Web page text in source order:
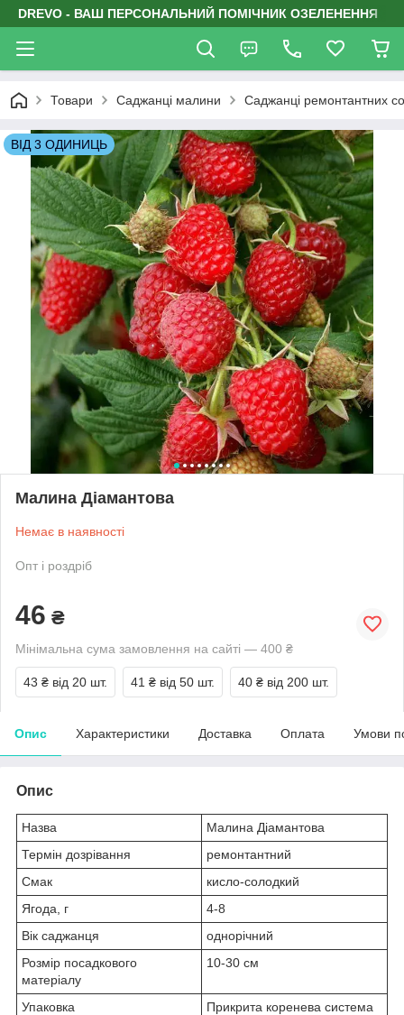
DREVO - ВАШ ПЕРСОНАЛЬНИЙ ПОМІЧНИК ОЗЕЛЕНЕННЯ
Товари Саджанці малини Саджанці ремонтантних
ВІД 3 ОДИНИЦЬ
Малина Діамантова
Немає в наявності
Опт і роздріб
46 ₴
Мінімальна сума замовлення на сайті — 400 ₴
43 ₴ від 20 шт. 41 ₴ від 50 шт. 40 ₴ від 200 шт.
Опис Характеристики Доставка Оплата Умови
Опис
Назва
Малина Діамантова
Термін дозрівання
ремонтантний
Смак
кисло-солодкий
Ягода, г
4-8
Вік саджанця
однорічний
Розмір посадкового
матеріалу
10-30 см
Упаковка
Прикрита коренева система